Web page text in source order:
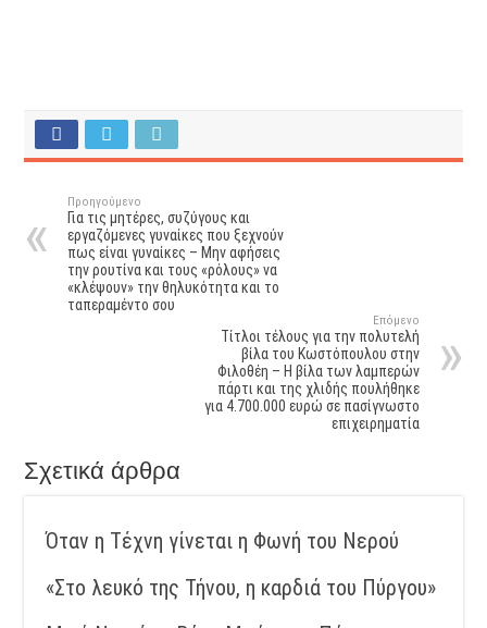
Προηγούμενο
Για τις μητέρες, συζύγους και
εργαζόμενες γυναίκες που ξεχνούν
πως είναι γυναίκες – Μην αφήσεις
την ρουτίνα και τους «ρόλους» να
«κλέψουν» την θηλυκότητα και το
ταπεραμέντο σου
Επόμενο
Τίτλοι τέλους για την πολυτελή
βίλα του Κωστόπουλου στην
Φιλοθέη – Η βίλα των λαμπερών
πάρτι και της χλιδής πουλήθηκε
για 4.700.000 ευρώ σε πασίγνωστο
επιχειρηματία
Σχετικά άρθρα
Όταν η Τέχνη γίνεται η Φωνή του Νερού
«Στο λευκό της Τήνου, η καρδιά του Πύργου»